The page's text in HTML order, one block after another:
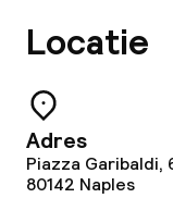
Locatie
Adres
Piazza Garibaldi,
80142 Naples